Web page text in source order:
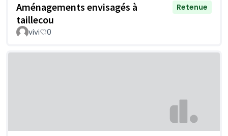
Aménagements envisagés à
taillecou
Retenue
vivi 0